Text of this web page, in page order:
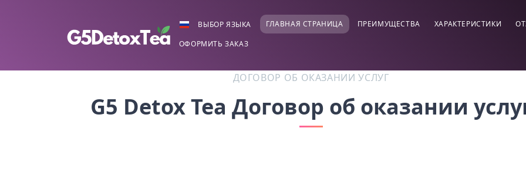
ВЫБОР ЯЗЫКА ГЛАВНАЯ СТРАНИЦА ПРЕИМУЩЕСТВА ХАРАКТЕРИСТИКИ
ОФОРМИТЬ ЗАКАЗ
ДОГОВОР ОБ ОКАЗАНИИ УСЛУГ
G5 Detox Tea Договор об оказании